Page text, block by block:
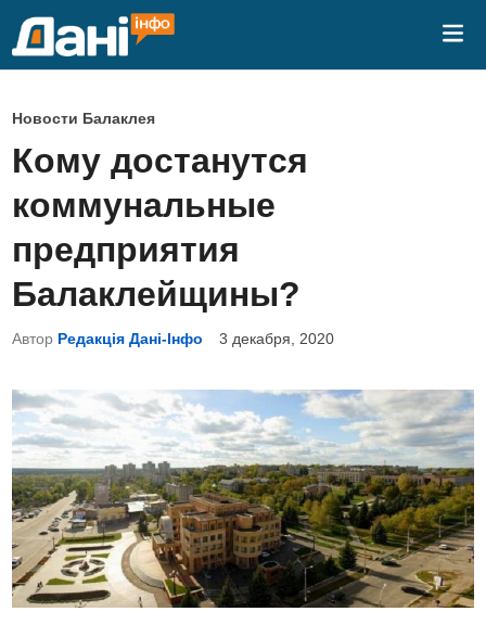
О
п
у
б
л
и
к
о
а
н
о
в
Новости Балаклея
Кому достанутся
коммунальные
предприятия
Балаклейщины?
Автор Редакція Дані-Інфо 3 декабря, 2020